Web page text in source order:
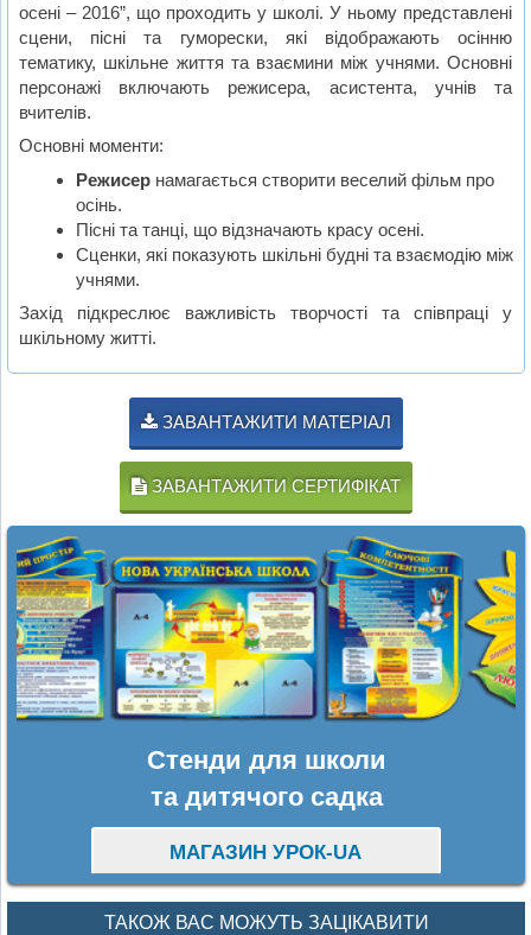
осені – 2016”, що проходить у школі. У ньому представлені
сцени, пісні та гуморески, які відображають осінню
тематику, шкільне життя та взаємини між учнями. Основні
персонажі включають режисера, асистента, учнів та
вчителів.
Основні моменти:
Режисернамагається створити веселий фільм про
осінь.
Пісні та танці, що відзначають красу осені.
Сценки, які показують шкільні будні та взаємодію між
учнями.
Захід підкреслює важливість творчості та співпраці у
шкільному житті.
ЗАВАНТАЖИТИ МАТЕРІАЛ
ЗАВАНТАЖИТИ СЕРТИФІКАТ
Стенди для школи
та дитячого садка
МАГАЗИН УРОК-UA
ТАКОЖ ВАС МОЖУТЬ ЗАЦІКАВИТИ